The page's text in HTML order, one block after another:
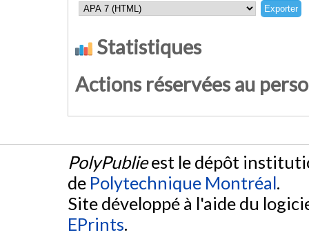
Statistiques
Actions réservées au
PolyPublieest le dépôt
de Polytechnique Montréal.
Site développé à l'aide du
EPrints.